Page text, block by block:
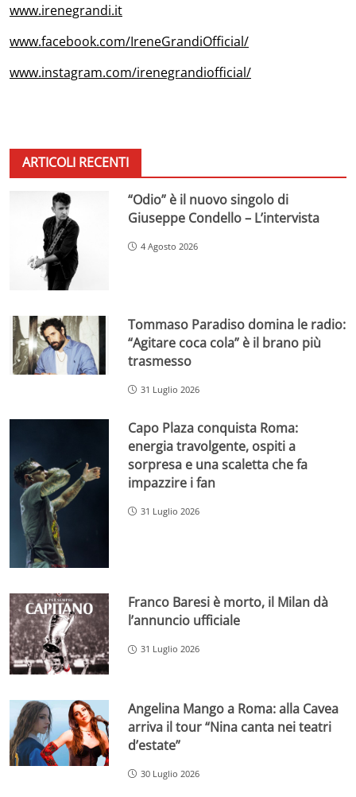
www.irenegrandi.it
www.facebook.com/IreneGrandiOfficial/
www.instagram.com/irenegrandiofficial/
ARTICOLI RECENTI
“Odio” è il nuovo singolo di
Giuseppe Condello – L’intervista
4 Agosto 2026
Tommaso Paradiso domina le radio:
“Agitare coca cola” è il brano più
trasmesso
31 Luglio 2026
Capo Plaza conquista Roma:
energia travolgente, ospiti a
sorpresa e una scaletta che fa
impazzire i fan
31 Luglio 2026
Franco Baresi è morto, il Milan dà
l’annuncio ufficiale
31 Luglio 2026
Angelina Mango a Roma: alla Cavea
arriva il tour “Nina canta nei teatri
d’estate”
30 Luglio 2026